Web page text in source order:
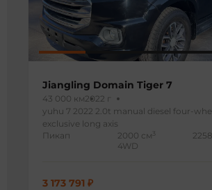
Jiangling Domain Tiger 7
43 000 км2022 г
yuhu 7 2022 2.0t manual diesel four-
exclusive long axis
Пикап
2000 см 3
4WD
3 173 791 ₽